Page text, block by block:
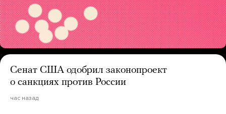
Сенат США одобрил законопроект
о санкциях против России
час назад